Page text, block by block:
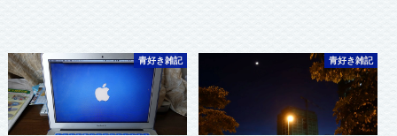
青好き雑記 青好き雑記